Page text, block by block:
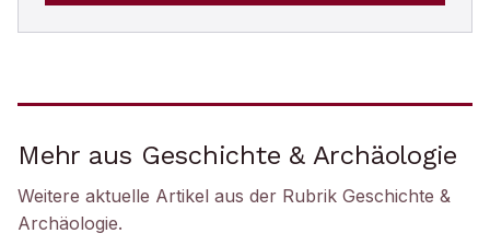
Mehr aus Geschichte & Archäologie
Weitere aktuelle Artikel aus der Rubrik Geschichte &
Archäologie.